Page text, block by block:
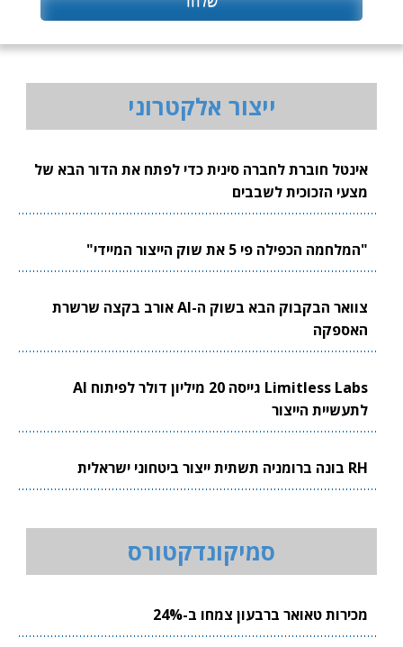
ייצור אלקטרוני
אינטל חוברת לחברה סינית כדי לפתח את הדור הבא של
מצעי הזכוכית לשבבים
"המלחמה הכפילה פי 5 את שוק הייצור המיידי"
צוואר הבקבוק הבא בשוק ה-AI אורב בקצה שרשרת
האספקה
Limitless Labs גייסה 20 מיליון דולר לפיתוח AI
לתעשיית הייצור
RH בונה ברומניה תשתית ייצור ביטחוני ישראלית
סמיקונדקטורס
מכירות טאואר ברבעון צמחו ב-24%